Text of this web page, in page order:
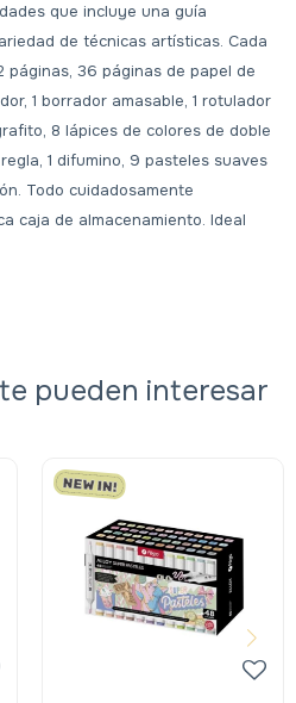
que incluye una guía
de técnicas artísticas. Cada
páginas, 36 páginas de papel de
1 borrador amasable, 1 rotulador
8 lápices de colores de doble
1 difumino, 9 pasteles suaves
Todo cuidadosamente
caja de almacenamiento. Ideal
pueden interesar